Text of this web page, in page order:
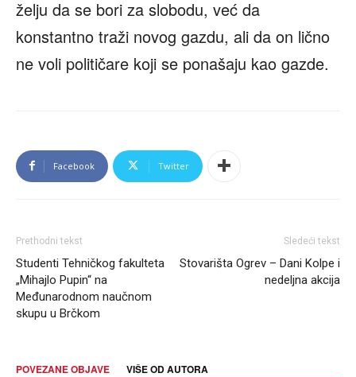
želju da se bori za slobodu, već da
konstantno traži novog gazdu, ali da on lično
ne voli političare koji se ponašaju kao gazde.
Facebook Twitter
Prethodni tekst
Studenti Tehničkog fakulteta
„Mihajlo Pupin“ na
Međunarodnom naučnom
skupu u Brčkom
Sledeći tekst
Stovarišta Ogrev – Dani Kolpe i
nedeljna akcija
POVEZANE OBJAVE VIŠE OD AUTORA